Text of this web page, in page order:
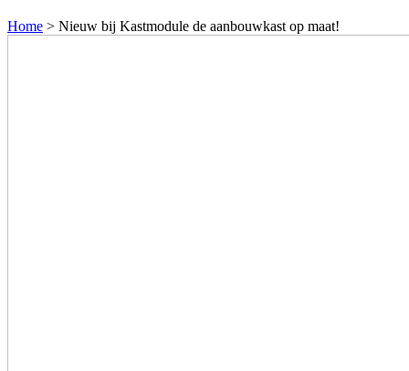
Home > Nieuw bij Kastmodule de aanbouwkast op maat!